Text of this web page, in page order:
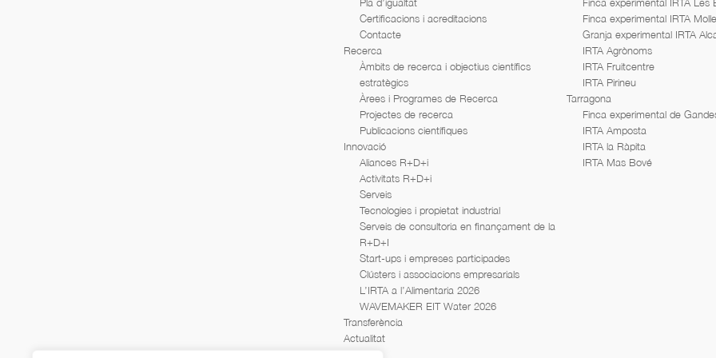
Certificacions i acreditacions
Contacte
Recerca
Àmbits de recerca i objectius científics
estratègics
Àrees i Programes de Recerca
Projectes de recerca
Publicacions científiques
Innovació
Aliances R+D+i
Activitats R+D+i
Serveis
Tecnologies i propietat industrial
Serveis de consultoria en finançament de la
R+D+I
Start-ups i empreses participades
Clústers i associacions empresarials
L’IRTA a l’Alimentaria 2026
WAVEMAKER EIT Water 2026
Transferència
Actualitat
Finca experimental IRTA
Granja experimental IRTA
IRTA Agrònoms
IRTA Fruitcentre
IRTA Pirineu
Tarragona
Finca experimental de
IRTA Amposta
IRTA la Ràpita
IRTA Mas Bové